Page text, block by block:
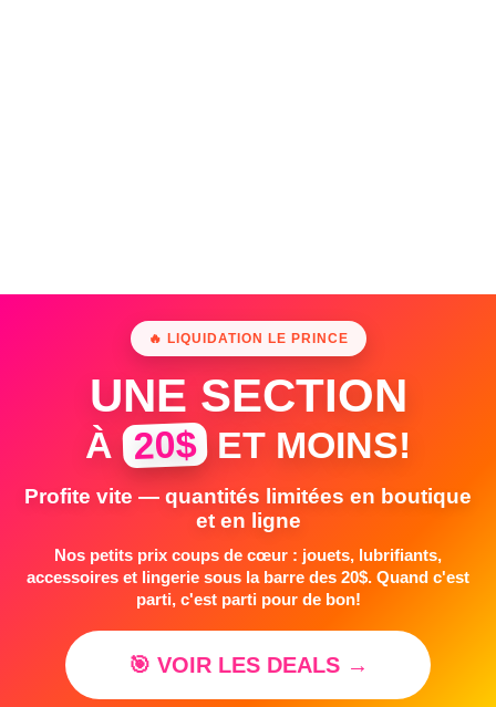
🔥 LIQUIDATION LE PRINCE
UNE SECTION
À 20$ ET MOINS!
Profite vite — quantités limitées en boutique
et en ligne
Nos petits prix coups de cœur : jouets, lubrifiants,
accessoires et lingerie sous la barre des 20$. Quand c'est
parti, c'est parti pour de bon!
🎯 VOIR LES DEALS →